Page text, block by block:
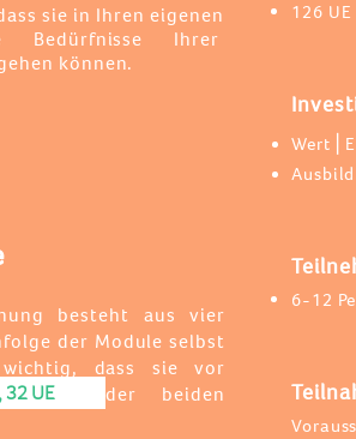
sie in Ihren eigenen
Bedürfnisse Ihrer
können.
besteht aus vier
der Module selbst
dass sie vor
eine der beiden
126 UE
6-12
UE